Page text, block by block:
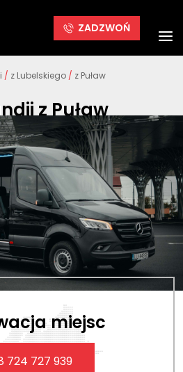
ZADZWOŃ
/ z Lubelskiego / z Puław
z Puław
do Holandii, nasze busy to
tanie, wygodne i
naszych busach czeka miejsce
miejsc
724 727 939